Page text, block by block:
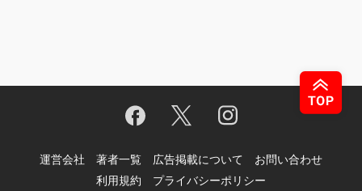
運営会社 著者一覧 広告掲載について
お問い合わせ
利用規約
プライバシーポリシー